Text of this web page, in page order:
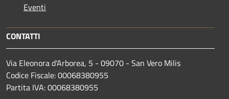
Eventi
CONTATTI
Via Eleonora d'Arborea, 5 - 09070 - San Vero Milis
Codice Fiscale: 00068380955
Partita IVA: 00068380955